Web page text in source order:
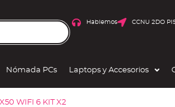
Hablemos CCNU 2DO
Nómada PCs Laptops y Accesorios
WIFI 6 KIT X2